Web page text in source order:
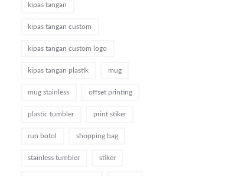
kipas tangan
kipas tangan custom
kipas tangan custom logo
kipas tangan plastik mug
mug stainless offset printing
plastic tumbler print stiker
run botol shopping bag
stainless tumbler stiker